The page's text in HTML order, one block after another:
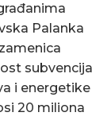
Palanka
subvencija
i energetike
20 miliona